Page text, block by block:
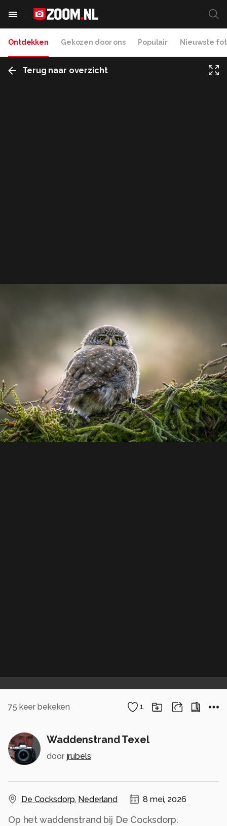
Ontdekken Gekozen door ons Populair Nieuwste
Terug naar overzicht
75 keer bekeken 1
Waddenstrand Texel
door jrubels
De Cocksdorp, Nederland 8 mei, 2026
Op het waddenstrand bij De Cocksdorp.